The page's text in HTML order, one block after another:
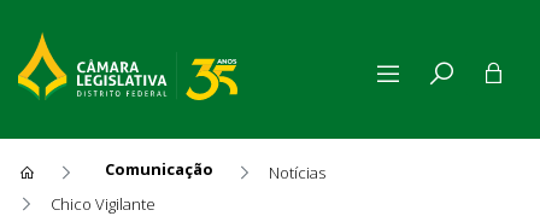
Comunicação
Notícias
Chico Vigilante